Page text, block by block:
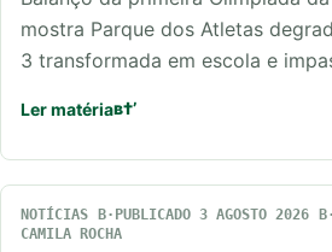
mostra Parque dos Atletas
3 transformada em escola e
Ler matéria
NOTÍCIAS PUBLICADO 3 AGOSTO 2026
CAMILA ROCHA